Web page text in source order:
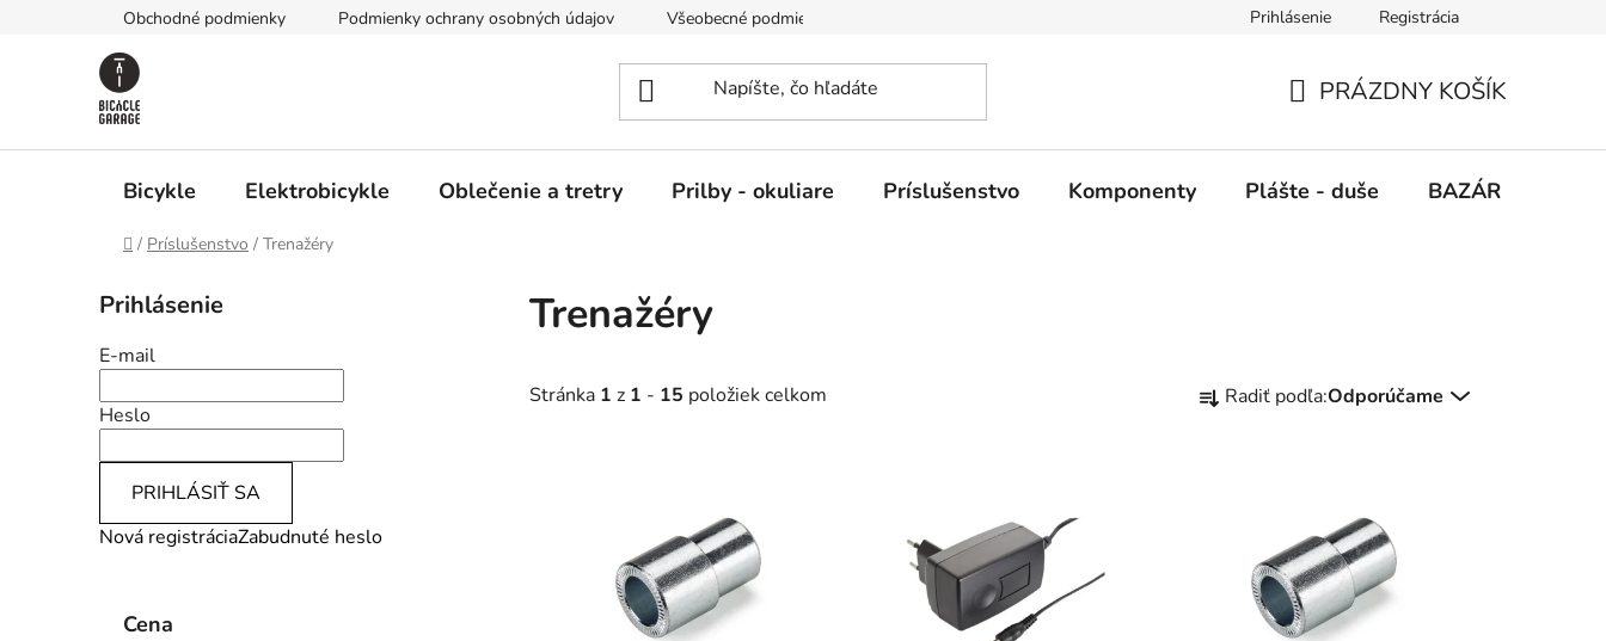
Obchodné podmienky Podmienky ochrany osobných údajov Všeobecné podmienky nájmu Prihlásenie Registrácia
KOŠÍK
PRÁZDNY KOŠÍK
Bicykle Elektrobicykle Oblečenie a tretry Prilby - okuliare Príslušenstvo Komponenty Plášte - duše BAZÁR
Domov
/ Príslušenstvo / Trenažéry
o
č
n
ý
p
a
e
Prihlásenie
E-mail
Heslo
PRIHLÁSIŤ SA
Nová registráciaZabudnuté heslo
Cena
Trenažéry
Stránka 1 z 1 - 15 položiek celkom
a Radiť podľa:Odporúčame